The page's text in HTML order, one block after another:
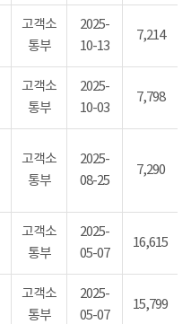
고객소
통부
2025-
10-13
7,214
고객소
통부
2025-
10-03
7,798
고객소
통부
2025-
08-25
7,290
고객소
통부
2025-
05-07
16,615
고객소
통부
2025-
05-07
15,799